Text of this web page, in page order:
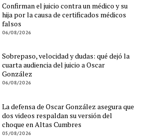
Confirman el juicio contra un médico y su
hija por la causa de certificados médicos
falsos
06/08/2026
Sobrepaso, velocidad y dudas: qué dejó la
cuarta audiencia del juicio a Oscar
González
06/08/2026
La defensa de Oscar González asegura que
dos videos respaldan su versión del
choque en Altas Cumbres
05/08/2026